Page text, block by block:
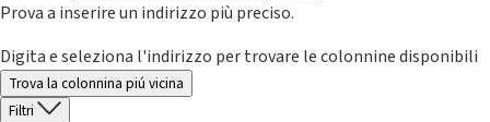
Prova a inserire un indirizzo più preciso.
Digita e seleziona l'indirizzo per trovare le colonnine disponibili
Trova la colonnina piú vicina
Filtri